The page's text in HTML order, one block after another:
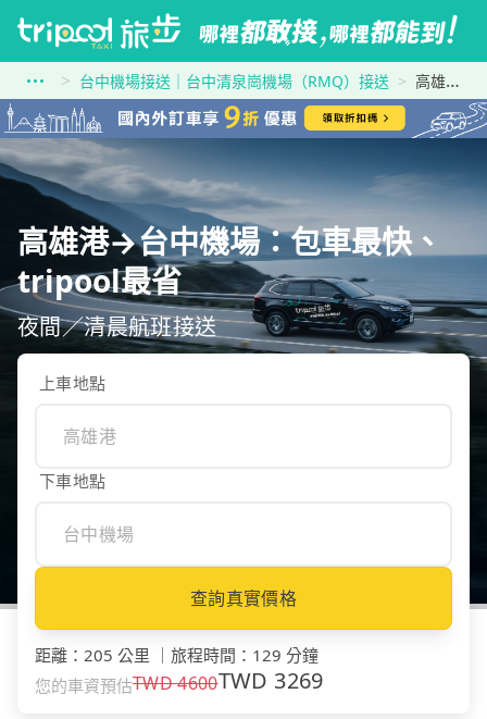
台中機場接送｜台中清泉崗機場（RMQ）接送 高雄港到台中機場
高雄港→台中機場：包車最快、
tripool最省
夜間／清晨航班接送
上車地點
下車地點
查詢真實價格
距離 ： 205 公里 旅程時間 ： 129 分鐘
您的車資預估TWD4600TWD 3269